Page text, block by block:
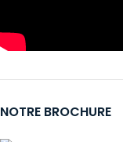
NOTRE BROCHURE